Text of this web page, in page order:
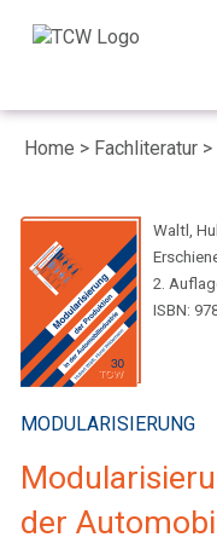
Home > Fachliteratur >
Waltl,
2.
ISBN:
MODULARISIERUNG
der